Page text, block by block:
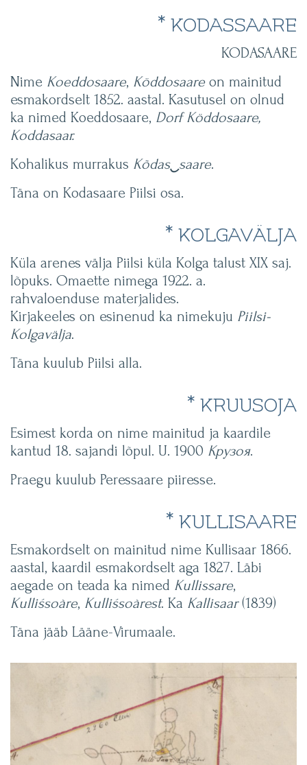
* KODASSAARE
KODASAARE
Nime Koeddosaare, Köddosaare on mainitud
esmakordselt 1852. aastal. Kasutusel on olnud
ka nimed Koeddosaare, Dorf Köddosaare,
Koddasaar.
Kohalikus murrakus Kõdas‿saare.
Täna on Kodasaare Piilsi osa.
* KOLGAVÄLJA
Küla arenes välja Piilsi küla Kolga talust XIX saj.
lõpuks. Omaette nimega 1922. a.
rahvaloenduse materjalides.
Kirjakeeles on esinenud ka nimekuju Piilsi-
Kolgavälja.
Täna kuulub Piilsi alla.
* KRUUSOJA
Esimest korda on nime mainitud ja kaardile
kantud 18. sajandi lõpul. U. 1900 Крузоя.
Praegu kuulub Peressaare piiresse.
* KULLISAARE
Esmakordselt on mainitud nime Kullisaar 1866.
aastal, kaardil esmakordselt aga 1827. Läbi
aegade on teada ka nimed Kullissare,
Kulliśsoàre, Kulliśsoàrest. Ka Kallisaar(1839)
Täna jääb Lääne-Virumaale.